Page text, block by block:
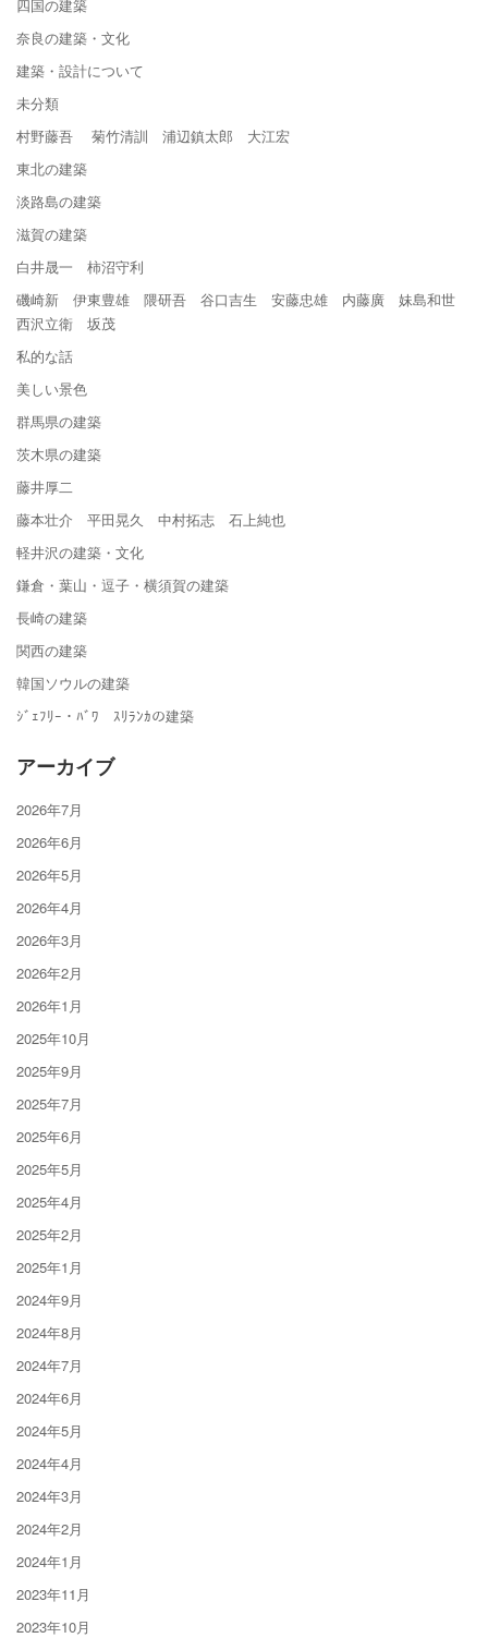
四国の建築
奈良の建築・文化
建築・設計について
未分類
村野藤吾 菊竹清訓 浦辺鎮太郎 大江宏
東北の建築
淡路島の建築
滋賀の建築
白井晟一 柿沼守利
磯崎新 伊東豊雄 隈研吾 谷口吉生 安藤忠雄 内藤廣 妹島和世
西沢立衛 坂茂
私的な話
美しい景色
群馬県の建築
茨木県の建築
藤井厚二
藤本壮介 平田晃久 中村拓志 石上純也
軽井沢の建築・文化
鎌倉・葉山・逗子・横須賀の建築
長崎の建築
関西の建築
韓国ソウルの建築
ｼﾞｪﾌﾘｰ・ﾊﾞﾜ ｽﾘﾗﾝｶの建築
アーカイブ
2026年7月
2026年6月
2026年5月
2026年4月
2026年3月
2026年2月
2026年1月
2025年10月
2025年9月
2025年7月
2025年6月
2025年5月
2025年4月
2025年2月
2025年1月
2024年9月
2024年8月
2024年7月
2024年6月
2024年5月
2024年4月
2024年3月
2024年2月
2024年1月
2023年11月
2023年10月